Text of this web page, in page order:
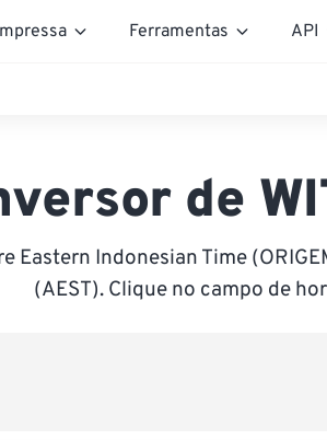
Ferramentas API
de
Eastern Indonesian Time
(AEST). Clique no campo de